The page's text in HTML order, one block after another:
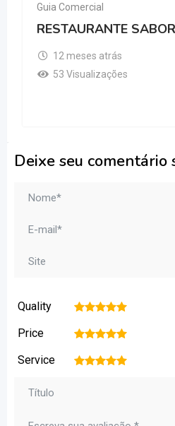
Guia Comercial
RESTAURANTE
12 meses atrás
53 Visualizações
Deixe seu comentário
Quality 5
4
3
2
Price 5
4
3
2
Service 5
4
3
2